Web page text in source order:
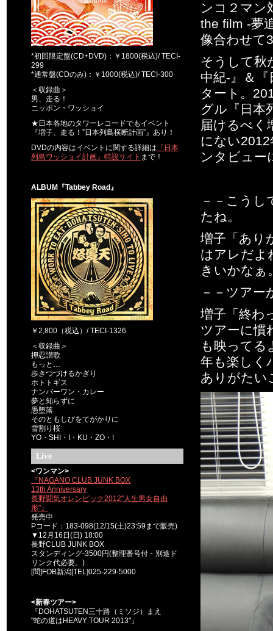
*初回限定盤(CD+DVD)：￥1800(税込)/ TECI-
299
*通常盤(CDのみ)：￥1000(税込)/ TECI-300
＜収録曲＞
男、走る！
ニッポン・ワッショイ
★日本各地のタワーレコードでもイベント
『増子、走る！”日本列島横断計画”』あり！
DVDの内容はイベントに関する詳細は 『日本
列島ワッショイ計画』特設サイト まで！
ALBUM『Tabbey Road』
￥2,800（税込）/ TECI-1326
＜収録曲＞
押忍讃歌
もっと…
歩きつづけるかぎり
ホトトギス
ナンバーワン・カレー
夢と知らずに
愚堕落
そのともしびをてがかりに
雪割り桜
YO・SHI・I・KU・ZO・!
Live
<ワンマン>
『NAGANO CLUB JUNK BOX
13th Anniversary
長野闘気オレンピック2012"人生男女自由
形"』
発売中
Pコード：183-098(12/15(土)23:59まで販売)
▼12月16日(日) 18:00
長野CLUB JUNK BOX
スタンディング-3500円(整理番号付・別途ド
リンク代必要。)
[問]FOB新潟[TEL]025-229-5000
<新春ツアー>
『DOHATSUTEN三十路（ミソジ）まえ
"蛇の道はHEAVY TOUR 2013"』
ンコ２マン
the film -夢
像合わせて
そうして秋
中紀-』＆
タート。
グル『日本
届けるべく
にない
ンタビュー
－－こう
たね。
増子「あり
はアレだよ
きいかなぁ
－－ツア
増子「終わ
ツアーに慣
も映ってる
年も楽しく
ありがたい